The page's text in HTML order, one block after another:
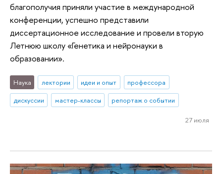
благополучия приняли участие в международной
конференции, успешно представили
диссертационное исследование и провели вторую
Летнюю школу «Генетика и нейронауки в
образовании».
Наука лектории идеи и опыт
профессора
дискуссии
мастер-классы репортаж о событии
27 июля